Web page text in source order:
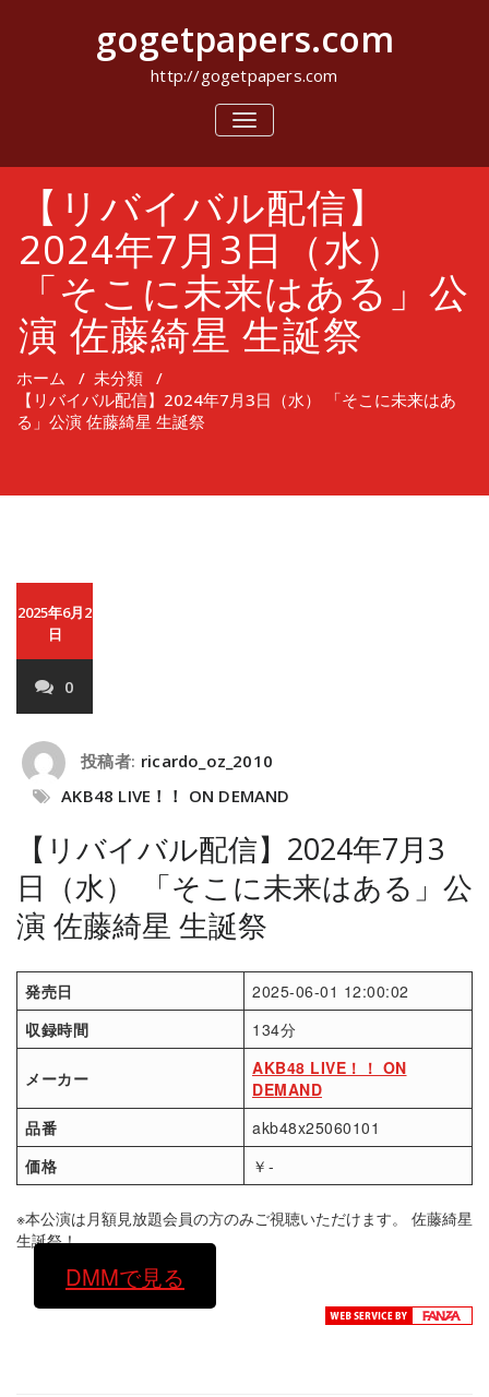
キ
gogetpapers.com
http://gogetpapers.com
ナ
ビ
シ
ョ
ン
を
切
り
替
え
【リバイバル配信】
2024年7月3日（水）
「そこに未来はある」公
演 佐藤綺星 生誕祭
ホーム / 未分類 /
【リバイバル配信】2024年7月3日（水） 「そこに未来はあ
る」公演 佐藤綺星 生誕祭
2025年6月2
日
0
投稿者: ricardo_oz_2010
AKB48 LIVE！！ ON DEMAND
【リバイバル配信】2024年7月3
日（水） 「そこに未来はある」公
演 佐藤綺星 生誕祭
発売日
2025-06-01 12:00:02
収録時間
134分
メーカー
AKB48 LIVE！！ ON
DEMAND
品番
akb48x25060101
価格
￥-
※本公演は月額見放題会員の方のみご視聴いただけます。 佐藤綺星
生誕祭！
DMMで見る